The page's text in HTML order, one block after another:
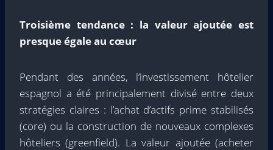
Troisième tendance : la valeur ajoutée est
presque égale au cœur
Pendant des années, l’investissement hôtelier
espagnol a été principalement divisé entre deux
stratégies claires : l’achat d’actifs prime stabilisés
(core) ou la construction de nouveaux complexes
hôteliers (greenfield). La valeur ajoutée (acheter